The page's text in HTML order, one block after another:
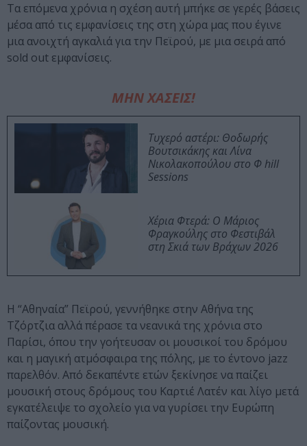
Τα επόμενα χρόνια η σχέση αυτή μπήκε σε γερές βάσεις
μέσα από τις εμφανίσεις της στη χώρα μας που έγινε
μια ανοιχτή αγκαλιά για την Πεϊρού, με μια σειρά από
sold out εμφανίσεις.
ΜΗΝ ΧΑΣΕΙΣ!
Τυχερό αστέρι: Θοδωρής
Βουτσικάκης και Λίνα
Νικολακοπούλου στο Φ hill
Sessions
Χέρια Φτερά: Ο Μάριος
Φραγκούλης στο Φεστιβάλ
στη Σκιά των Βράχων 2026
Η “Αθηναία” Πεϊρού, γεννήθηκε στην Αθήνα της
Τζόρτζια αλλά πέρασε τα νεανικά της χρόνια στο
Παρίσι, όπου την γοήτευσαν οι μουσικοί του δρόμου
και η μαγική ατμόσφαιρα της πόλης, με το έντονο jazz
παρελθόν. Από δεκαπέντε ετών ξεκίνησε να παίζει
μουσική στους δρόμους του Καρτιέ Λατέν και λίγο μετά
εγκατέλειψε το σχολείο για να γυρίσει την Ευρώπη
παίζοντας μουσική.